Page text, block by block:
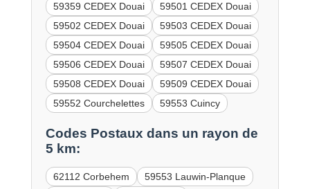
59359 CEDEX Douai
59501 CEDEX Douai
59502 CEDEX Douai
59503 CEDEX Douai
59504 CEDEX Douai
59505 CEDEX Douai
59506 CEDEX Douai
59507 CEDEX Douai
59508 CEDEX Douai
59509 CEDEX Douai
59552 Courchelettes
59553 Cuincy
Codes Postaux dans un rayon de
5 km:
62112 Corbehem
59553 Lauwin-Planque